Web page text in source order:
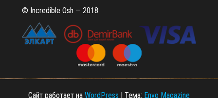
© Incredible Osh — 2018
Сайт работает на WordPress | Тема: Envo Magazine